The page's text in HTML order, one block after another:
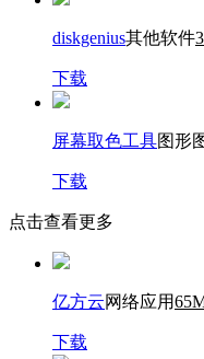
diskgenius其他软件
下载
屏幕取色工具图形
下载
点击查看更多
亿方云网络应用
下载